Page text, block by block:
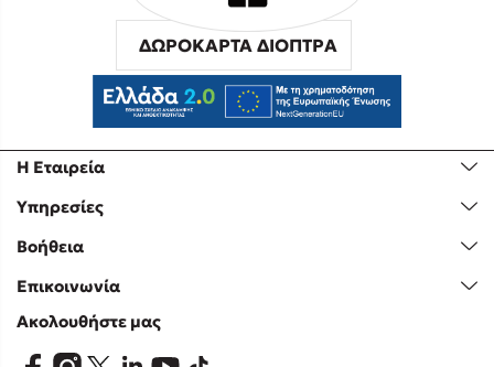
Η Εταιρεία
Υπηρεσίες
Βοήθεια
Επικοινωνία
ΔΩΡΟΚΑΡΤΑ ΔΙΟΠΤΡΑ
Ακολουθήστε μας